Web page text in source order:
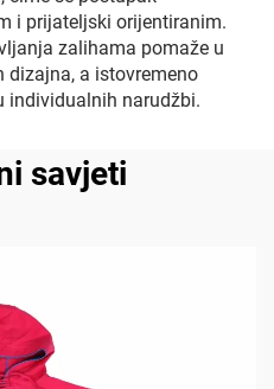
i prijateljski orijentiranim.
zalihama pomaže u
a istovremeno
individualnih narudžbi.
savjeti